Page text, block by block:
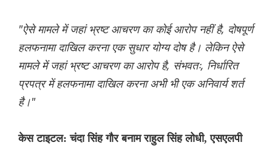
"ऐसे मामले में जहां भ्रष्ट आचरण का कोई आरोप नहीं है, दोषपूर्ण
हलफनामा दाखिल करना एक सुधार योग्य दोष है। लेकिन ऐसे
मामले में जहां भ्रष्ट आचरण का आरोप है, संभवतः, निर्धारित
प्रपत्र में हलफनामा दाखिल करना अभी भी एक अनिवार्य शर्त
है।"
केस टाइटल: चंदा सिंह गौर बनाम राहुल सिंह लोधी, एसएलपी